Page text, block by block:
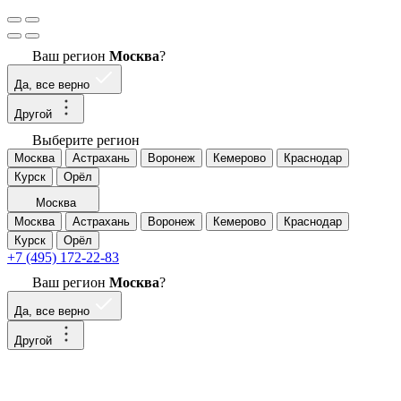
Ваш регион Москва?
Да, все верно
Другой
Выберите регион
Москва Астрахань Воронеж Кемерово
Краснодар
Курск
Орёл
Москва
Москва
Астрахань Воронеж Кемерово
Краснодар
Курск
Орёл
+7 (495) 172-22-83
Ваш регион Москва?
Да, все верно
Другой